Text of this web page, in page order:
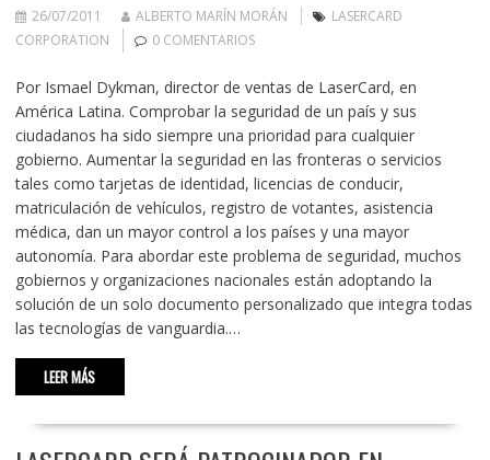
26/07/2011 ALBERTO MARÍN MORÁN
LASERCARD
CORPORATION
0 COMENTARIOS
Por Ismael Dykman, director de ventas de LaserCard, en
América Latina. Comprobar la seguridad de un país y sus
ciudadanos ha sido siempre una prioridad para cualquier
gobierno. Aumentar la seguridad en las fronteras o servicios
tales como tarjetas de identidad, licencias de conducir,
matriculación de vehículos, registro de votantes, asistencia
médica, dan un mayor control a los países y una mayor
autonomía. Para abordar este problema de seguridad, muchos
gobiernos y organizaciones nacionales están adoptando la
solución de un solo documento personalizado que integra todas
las tecnologías de vanguardia.…
LEER MÁS